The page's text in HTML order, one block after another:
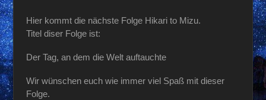
Hier kommt die nächste Folge Hikari to Mizu.
Titel diser Folge ist:
Der Tag, an dem die Welt auftauchte
Wir wünschen euch wie immer viel Spaß mit dieser
Folge.